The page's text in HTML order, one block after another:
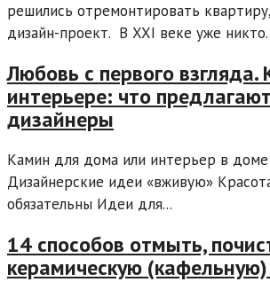
решились отремонтировать
дизайн-проект. В XXI веке уже
Любовь с первого взгляда.
интерьере: что предлагают
дизайнеры
Камин для дома или интерьер в доме
Дизайнерские идеи «вживую»
обязательны Идеи для...
14 способов отмыть,
керамическую (кафельную)